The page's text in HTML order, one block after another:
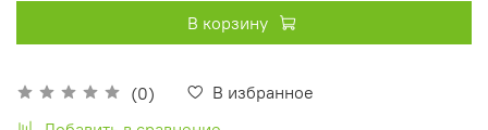
(0)
В избранное
В корзину